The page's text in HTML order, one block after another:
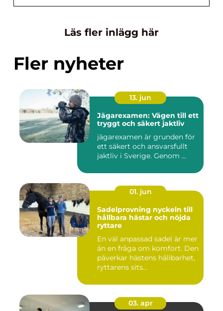
Läs fler inlägg här
Fler nyheter
13. jun
Jägarexamen: Vägen till ett
tryggt och säkert jaktliv
jägarexamen är grunden för
ett säkert och ansvarsfullt
jaktliv i Sverige. Genom ...
01. jun
Sadelprovning nyckeln till
hållbara hästar och nöjda
ryttare
En väl anpassad sadel är mer
än en fråga om komfort. Den
påverkar hästens hållbarhet,
ryttarens sits...
03. apr